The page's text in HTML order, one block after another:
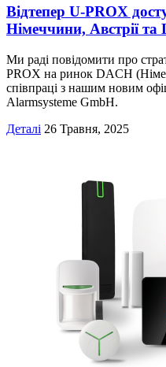
Відтепер U-PROX
Німеччини, Австрії та
Ми раді повідомити про
PROX на ринок DACH
співпраці з нашим новим
Alarmsysteme GmbH.
Деталі 26 Травня, 2025